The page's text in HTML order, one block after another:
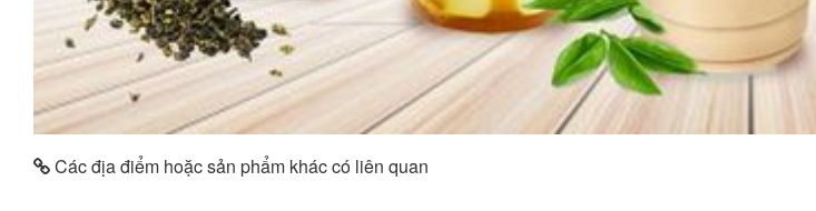
Các địa điểm hoặc sản phẩm khác có liên quan